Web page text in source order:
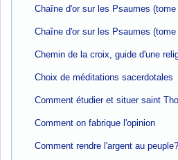
Chaîne d'or sur les Psaumes (tome
Chaîne d'or sur les Psaumes (tome
Chemin de la croix, guide d'une
Choix de méditations sacerdotales
Comment étudier et situer saint
Comment on fabrique l'opinion
Comment rendre l'argent au